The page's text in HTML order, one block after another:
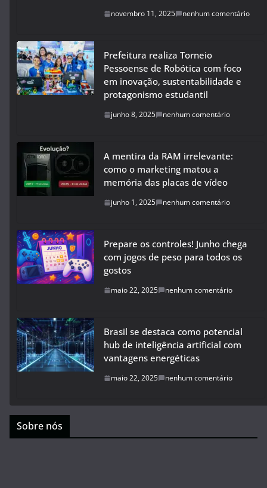
novembro 11, 2025 nenhum comentário
Prefeitura realiza Torneio
Pessoense de Robótica com foco
em inovação, sustentabilidade e
protagonismo estudantil
junho 8, 2025 nenhum comentário
A mentira da RAM irrelevante:
como o marketing matou a
memória das placas de vídeo
junho 1, 2025 nenhum comentário
Prepare os controles! Junho chega
com jogos de peso para todos os
gostos
maio 22, 2025 nenhum comentário
Brasil se destaca como potencial
hub de inteligência artificial com
vantagens energéticas
maio 22, 2025 nenhum comentário
Sobre nós